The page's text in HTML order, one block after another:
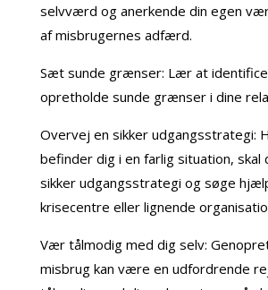
selvværd og anerkende din egen
af misbrugernes adfærd.
Sæt sunde grænser: Lær at
opretholde sunde grænser i dine
Overvej en sikker udgangsstrategi:
befinder dig i en farlig situation, skal
sikker udgangsstrategi og søge
krisecentre eller lignende
Vær tålmodig med dig selv:
misbrug kan være en udfordrende